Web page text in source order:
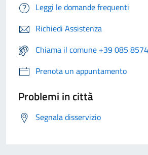
Leggi le domande frequenti
Richiedi Assistenza
Chiama il comune +39 085
Prenota un appuntamento
Problemi in città
Segnala disservizio